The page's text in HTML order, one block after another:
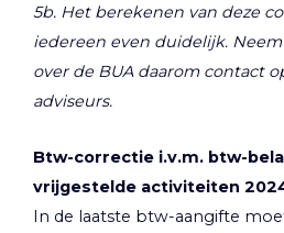
5b. Het berekenen van deze
iedereen even duidelijk.
over de BUA daarom contact
adviseurs.
Btw-correctie i.v.m. btw-
vrijgestelde activiteiten
In de laatste btw-aangifte